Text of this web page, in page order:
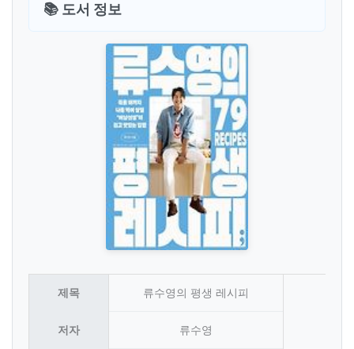
📚 도서 정보
제목 류수영의 평생 레시피
저자 류수영